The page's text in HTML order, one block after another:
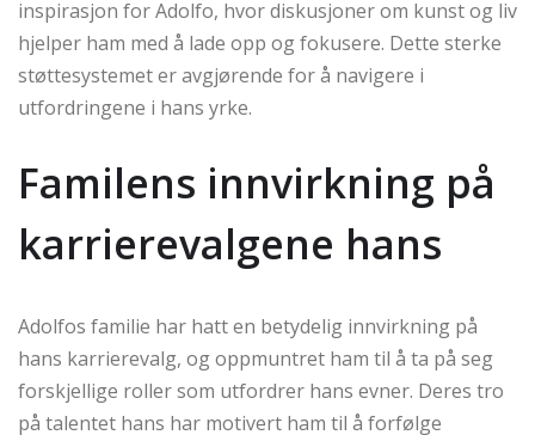
inspirasjon for Adolfo, hvor diskusjoner om kunst og liv
hjelper ham med å lade opp og fokusere. Dette sterke
støttesystemet er avgjørende for å navigere i
utfordringene i hans yrke.
Familens innvirkning på
karrierevalgene hans
Adolfos familie har hatt en betydelig innvirkning på
hans karrierevalg, og oppmuntret ham til å ta på seg
forskjellige roller som utfordrer hans evner. Deres tro
på talentet hans har motivert ham til å forfølge